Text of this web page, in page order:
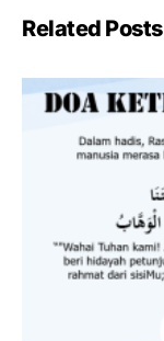
Related Posts